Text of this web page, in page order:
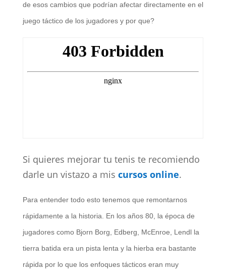
de esos cambios que podrían afectar directamente en el
juego táctico de los jugadores y por que?
Si quieres mejorar tu tenis te recomiendo
darle un vistazo a mis cursos online.
Para entender todo esto tenemos que remontarnos
rápidamente a la historia. En los años 80, la época de
jugadores como Bjorn Borg, Edberg, McEnroe, Lendl la
tierra batida era un pista lenta y la hierba era bastante
rápida por lo que los enfoques tácticos eran muy